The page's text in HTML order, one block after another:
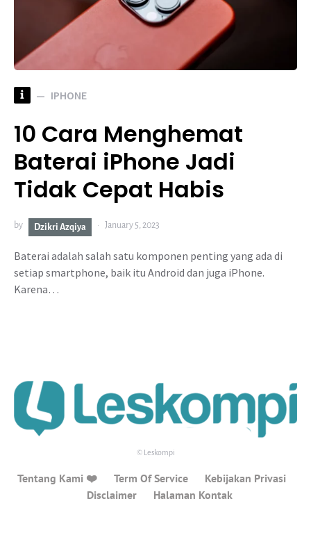
i IPHONE
10 Cara Menghemat
Baterai iPhone Jadi
Tidak Cepat Habis
by Dzikri Azqiya January 5, 2023
Baterai adalah salah satu komponen penting yang ada di
setiap smartphone, baik itu Android dan juga iPhone.
Karena…
© Leskompi
Tentang Kami ❤️ Term Of Service
Kebijakan Privasi
Disclaimer
Halaman Kontak